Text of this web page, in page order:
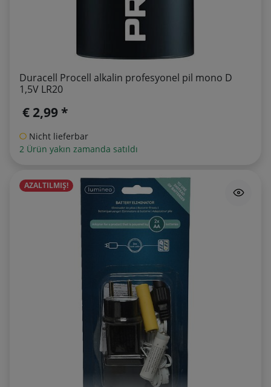
Duracell Procell alkalin profesyonel pil mono D
1,5V LR20
€ 2,99 *
Nicht lieferbar
2 Ürün yakın zamanda satıldı
AZALTILMIŞ!